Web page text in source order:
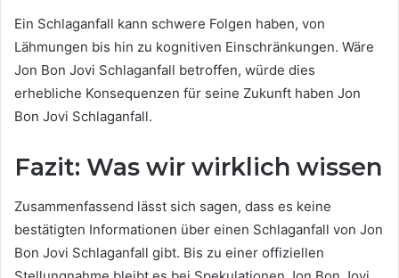
Ein Schlaganfall kann schwere Folgen haben, von
Lähmungen bis hin zu kognitiven Einschränkungen. Wäre
Jon Bon Jovi Schlaganfall betroffen, würde dies
erhebliche Konsequenzen für seine Zukunft haben Jon
Bon Jovi Schlaganfall.
Fazit: Was wir wirklich wissen
Zusammenfassend lässt sich sagen, dass es keine
bestätigten Informationen über einen Schlaganfall von Jon
Bon Jovi Schlaganfall gibt. Bis zu einer offiziellen